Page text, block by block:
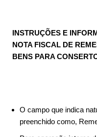
INSTRUÇÕES E
NOTA FISCAL DE
BENS PARA
O campo que indica
preenchido como,